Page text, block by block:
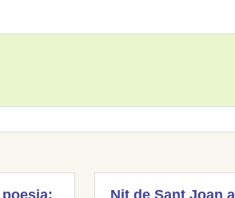
poesia:
Nit de Sant Joan